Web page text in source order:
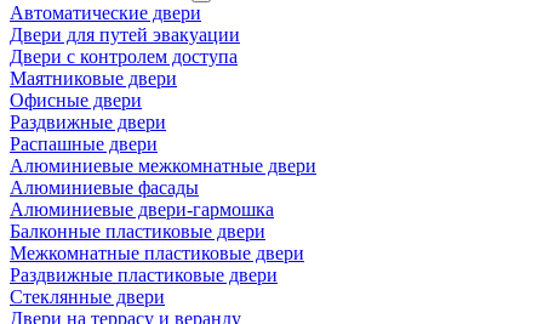
Автоматические двери
Двери для путей эвакуации
Двери с контролем доступа
Маятниковые двери
Офисные двери
Раздвижные двери
Распашные двери
Алюминиевые межкомнатные двери
Алюминиевые фасады
Алюминиевые двери-гармошка
Балконные пластиковые двери
Межкомнатные пластиковые двери
Раздвижные пластиковые двери
Стеклянные двери
Двери на террасу и веранду